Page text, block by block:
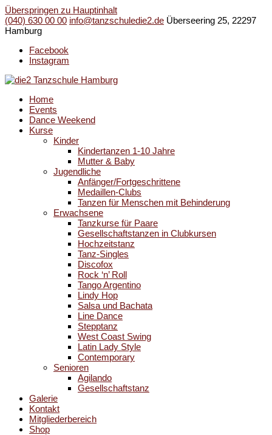
Überspringen zu Hauptinhalt
(040) 630 00 00 info@tanzschuledie2.de Überseering 25, 22297
Hamburg
Facebook
Instagram
Home
Events
Dance Weekend
Kurse
Kinder
Kindertanzen 1-10 Jahre
Mutter & Baby
Jugendliche
Anfänger/Fortgeschrittene
Medaillen-Clubs
Tanzen für Menschen mit Behinderung
Erwachsene
Tanzkurse für Paare
Gesellschaftstanzen in Clubkursen
Hochzeitstanz
Tanz-Singles
Discofox
Rock ‘n’ Roll
Tango Argentino
Lindy Hop
Salsa und Bachata
Line Dance
Stepptanz
West Coast Swing
Latin Lady Style
Contemporary
Senioren
Agilando
Gesellschaftstanz
Galerie
Kontakt
Mitgliederbereich
Shop